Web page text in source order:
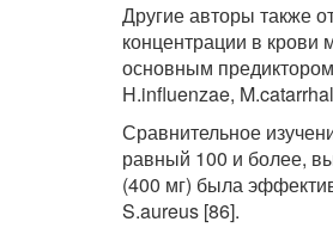
Другие авторы также
концентрации в крови
основным
H.influenzae,
Сравнительное
равный 100 и более,
(400 мг) была
S.aureus [86].